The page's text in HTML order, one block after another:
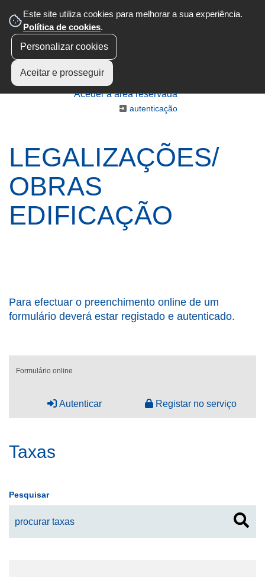
Este site utiliza cookies para melhorar a sua experiência.
Política de cookies.
Personalizar cookies
Aceitar e prosseguir
Aceder à área reservada
autenticação
LEGALIZAÇÕES/
OBRAS
EDIFICAÇÃO
Para efectuar o preenchimento online de um
formulário deverá estar registado e autenticado.
Formulário online
Autenticar Registar no serviço
Taxas
Pesquisar